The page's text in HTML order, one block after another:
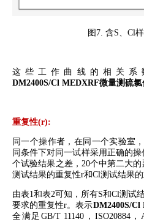
图 7. 含S、 Cl
这些工作曲线的相关系
DM2400S/Cl MEDXRF微量测硫氯
重复性(r):
同一个操作者，在同一个实验室
同条件下对同一试样采用正确的
个试验结果之差， 20个中第二大
测试结果的重复性r和Cl测试结果
由表1和表2可知， 所有S和Cl测试
要求的重复性r。表示DM2400S/Cl
全满足 GB/T 11140 ， ISO20884，